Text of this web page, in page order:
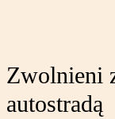
Zwolnieni
autostradą